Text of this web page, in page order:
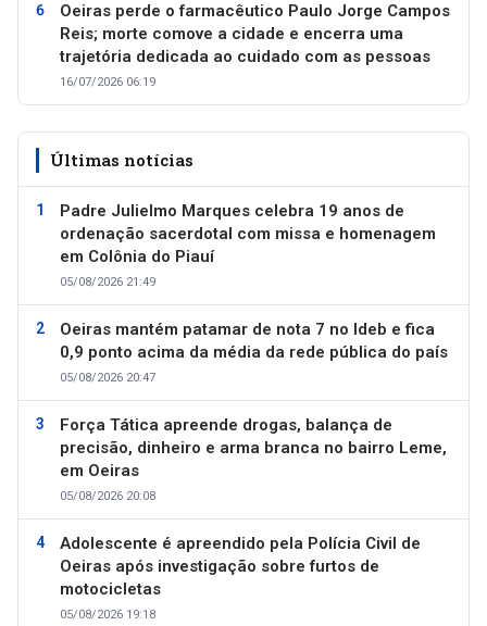
Oeiras perde o farmacêutico Paulo Jorge Campos
Reis; morte comove a cidade e encerra uma
trajetória dedicada ao cuidado com as pessoas
16/07/2026 06:19
Últimas notícias
Padre Julielmo Marques celebra 19 anos de
ordenação sacerdotal com missa e homenagem
em Colônia do Piauí
05/08/2026 21:49
Oeiras mantém patamar de nota 7 no Ideb e fica
0,9 ponto acima da média da rede pública do país
05/08/2026 20:47
Força Tática apreende drogas, balança de
precisão, dinheiro e arma branca no bairro Leme,
em Oeiras
05/08/2026 20:08
Adolescente é apreendido pela Polícia Civil de
Oeiras após investigação sobre furtos de
motocicletas
05/08/2026 19:18